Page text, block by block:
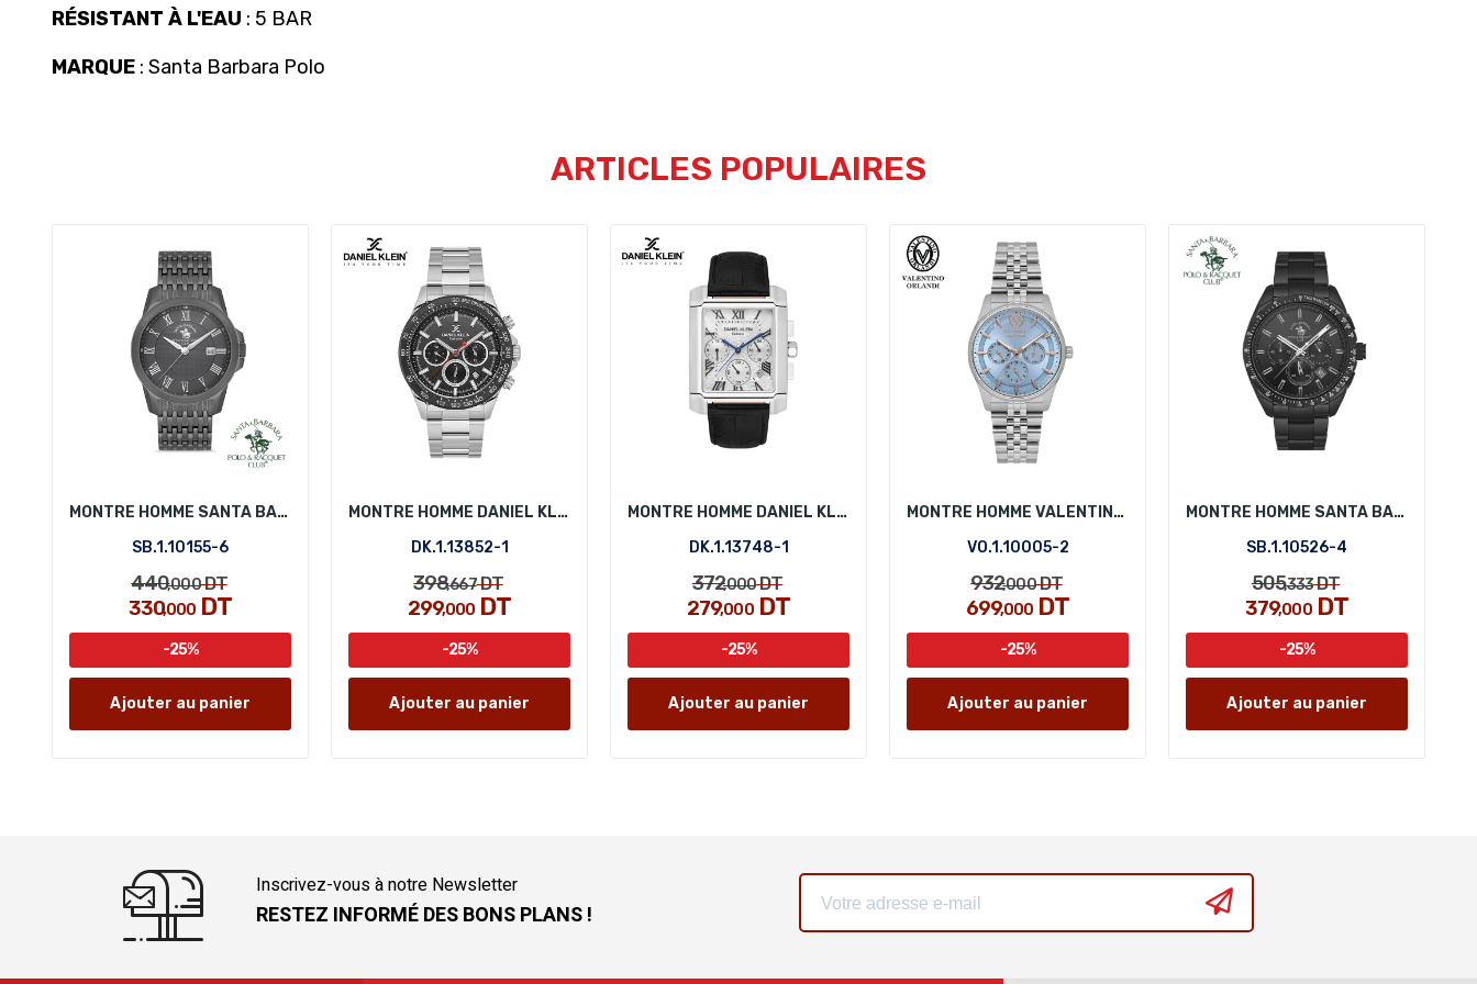
RÉSISTANT À L'EAU : 5 BAR
MARQUE : Santa Barbara Polo
ARTICLES POPULAIRES
MONTRE HOMME SANTA BARBARA POLO SB.1.10155-6
SB.1.10155-6
440,000DT
330,000 DT
-25%
Ajouter au panier
MONTRE HOMME DANIEL KLEIN DK.1.13852-1
DK.1.13852-1
398,667DT
299,000 DT
-25%
Ajouter au panier
MONTRE HOMME DANIEL KLEIN DK.1.13748-1
DK.1.13748-1
372,000DT
279,000DT
-25%
Ajouter au panier
MONTRE HOMME VALENTINO ORLANDI VO.1.10005-2
VO.1.10005-2
932,000DT
699,000 DT
-25%
Ajouter au panier
MONTRE HOMME SANTA BARBARA POLO SB.1.10526-4
SB.1.10526-4
505,333DT
379,000DT
-25%
Ajouter au panier
Inscrivez-vous à notre Newsletter
RESTEZ INFORMÉ DES BONS PLANS !